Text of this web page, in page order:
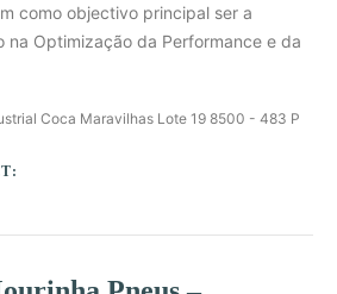
como objectivo principal ser a
na Optimização da Performance e da
Coca Maravilhas Lote 19 8500 - 483 P